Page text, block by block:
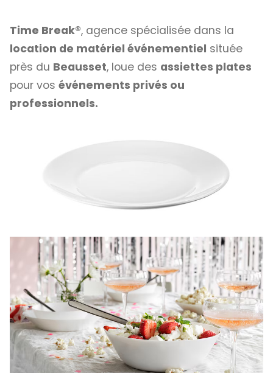
Time Break®, agence spécialisée dans la
location de matériel événementiel située
près du Beausset, loue des assiettes plates
pour vos événements privés ou
professionnels.